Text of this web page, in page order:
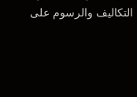
التكاليف والرسوم على